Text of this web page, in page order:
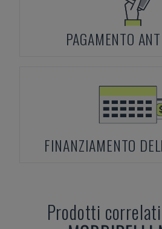
PAGAMENTO
FINANZIAMENTO
Prodotti